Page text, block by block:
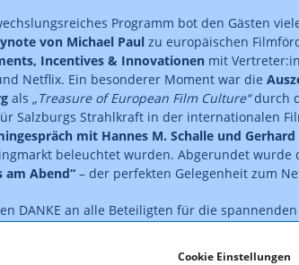
Cookie Einstellungen
Programm bot den Gästen
von Michael Paul zu europäischen
Incentives & Innovationen mit
Netflix. Ein besonderer Moment war die
als „Treasure of European Film Culture“durch
Salzburgs Strahlkraft in der internationalen
mit Hannes M. Schalle und Gerhard
beleuchtet wurden. Abgerundet wurde
am Abend“ – der perfekten Gelegenheit zum
DANKE an alle Beteiligten für die
weiterzuführen.